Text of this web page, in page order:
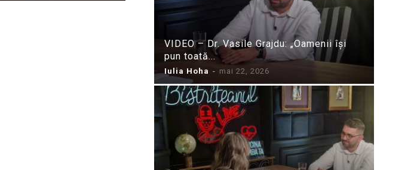
VIDEO – Dr. Vasile Grajdu: „Oamenii își
pun toată...
Iulia Hoha - mai 22, 2026